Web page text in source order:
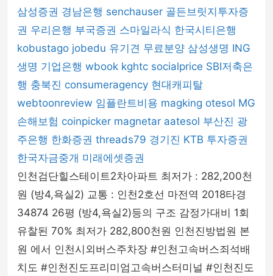
삼성증권 경남은행 senchauser 골든브릿지투자증
권 우리은행 부국증권 스마일라식 한국시티은행
kobustago jobedu 유기견 무료분양 삼성생명 ING
생명 기업은행 wbook kghtc socialprice SBI저축은
행 충북진 consumeragency 현대캐피탈
webtoonreview 임플란트비용 magking otesol MG
손해보험 coinpicker magnetar aatesol 부산진 광
주은행 한화증권 threads79 경기진 KTB 투자증권
한국자금중개 미래에셋증권
인천검단힐스테이트2차아파트 최저가 : 282,200천
원 (방4,욕실2) 교통 : 인천2호선 마전역 2018타경
34874 26평 (방4,욕실2)등의 구조 감정가대비 1회
유찰된 70% 최저가 282,800천원 인천진방법원 본
원 에서 인천시외버스주차장 #인천고속버스죄석배
치도 #인천진도프리미엄고속버스터미널 #인천진도